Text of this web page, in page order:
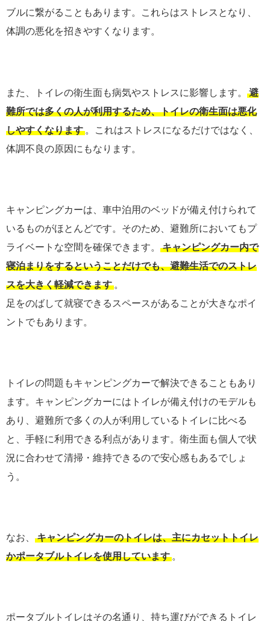
ブルに繋がることもあります。これらはストレスとなり、
体調の悪化を招きやすくなります。
また、トイレの衛生面も病気やストレスに影響します。
避
難所では多くの人が利用するため、トイレの衛生面は悪化
しやすくなります 。これはストレスになるだけではなく、
体調不良の原因にもなります。
キャンピングカーは、車中泊用のベッドが備え付けられて
いるものがほとんどです。そのため、避難所においてもプ
ライベートな空間を確保できます。
キャンピングカー内で
寝泊まりをするということだけでも、避難生活でのストレ
スを大きく軽減できます 。
足をのばして就寝できるスペースがあることが大きなポイ
ントでもあります。
トイレの問題もキャンピングカーで解決できることもあり
ます。キャンピングカーにはトイレが備え付けのモデルも
あり、避難所で多くの人が利用しているトイレに比べる
と、手軽に利用できる利点があります。衛生面も個人で状
況に合わせて清掃・維持できるので安心感もあるでしょ
う。
なお、
キャンピングカーのトイレは、主にカセットトイレ
かポータブルトイレを使用しています 。
ポータブルトイレはその名通り、持ち運びができるトイレ